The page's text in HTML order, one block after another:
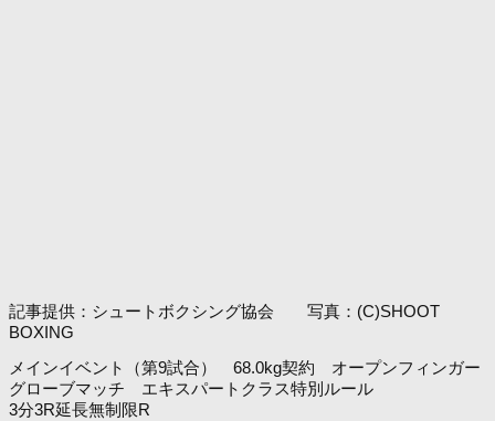
記事提供：シュートボクシング協会 写真：(C)SHOOT
BOXING
メインイベント（第9試合） 68.0kg契約 オープンフィンガー
グローブマッチ エキスパートクラス特別ルール
3分3R延長無制限R